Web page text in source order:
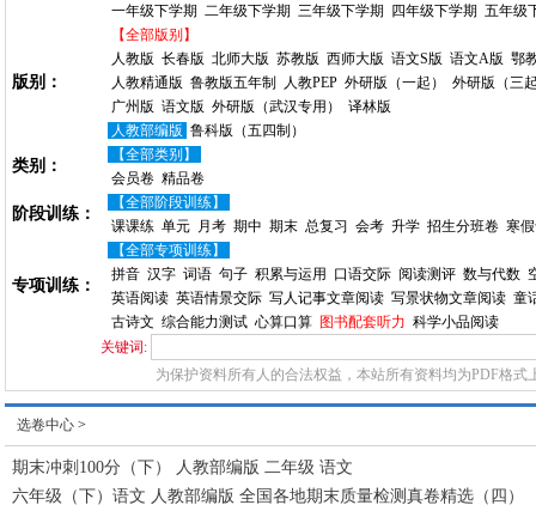
一年级下学期 二年级下学期 三年级下学期 四年级下学期 五年级
版别：
【全部版别】
人教版 长春版 北师大版 苏教版 西师大版 语文S版 语文A版 鄂
人教精通版 鲁教版五年制 人教PEP 外研版（一起）
外研版（三
广州版 语文版 外研版（武汉专用）
译林版
人教部编版 鲁科版（五四制）
类别：
【全部类别】
会员卷 精品卷
阶段训练：
【全部阶段训练】
课课练 单元 月考 期中 期末 总复习 会考 升学 招生分班卷 寒
专项训练：
【全部专项训练】
拼音 汉字 词语 句子 积累与运用 口语交际 阅读测评 数与代数
英语阅读 英语情景交际 写人记事文章阅读 写景状物文章阅读 童
古诗文 综合能力测试 心算口算 图书配套听力 科学小品阅读
关键词:
为保护资料所有人的合法权益，本站所有资料均为PDF格式
选卷中心 >
期末冲刺100分（下） 人教部编版 二年级 语文
六年级（下）语文 人教部编版 全国各地期末质量检测真卷精选（四）